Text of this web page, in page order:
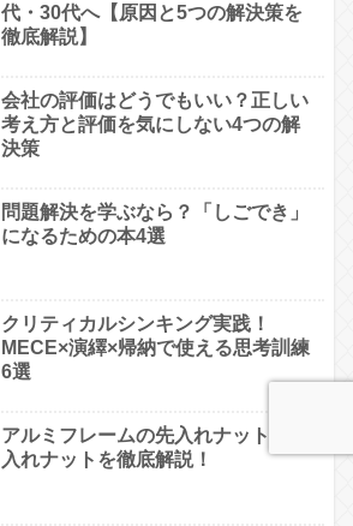
代・30代へ【原因と5つの解決策を
徹底解説】
会社の評価はどうでもいい？正しい
考え方と評価を気にしない4つの解
決策
問題解決を学ぶなら？「しごでき」
になるための本4選
クリティカルシンキング実践！
MECE×演繹×帰納で使える思考訓練
6選
アルミフレームの先入れナットと後
入れナットを徹底解説！